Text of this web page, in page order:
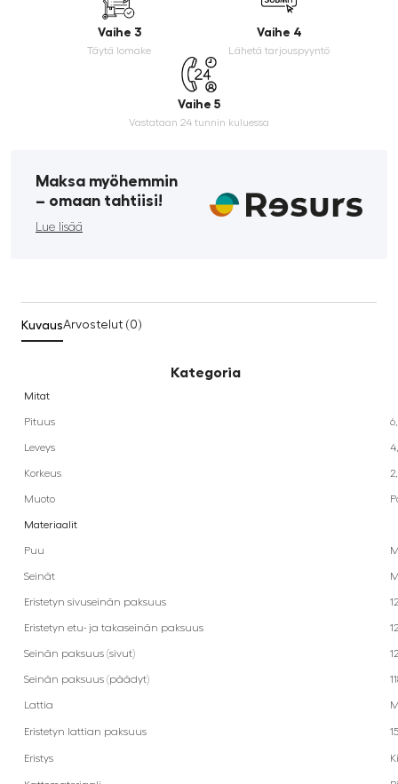
Vaihe 3
Täytä lomake
Vaihe 4
Lähetä tarjouspyyntö
Vaihe 5
Vastataan 24 tunnin kuluessa
Maksa myöhemmin
­– omaan tahtiisi!
Lue lisää
KuvausArvostelut (0)
Kategoria
Mitat
Pituus
Leveys
Korkeus
Muoto
Materiaalit
Puu
Seinät
Eristetyn sivuseinän paksuus
Eristetyn etu- ja takaseinän paksuus
Seinän paksuus (sivut)
Seinän paksuus (päädyt)
Lattia
Eristetyn lattian paksuus
Eristys